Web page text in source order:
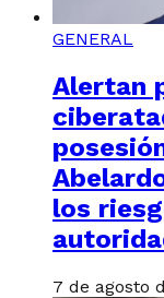
GENERAL
Alertan
los
7 de agosto